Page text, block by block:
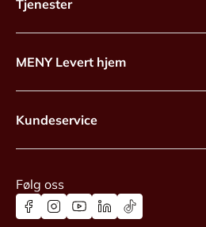
Tjenester
MENY Levert hjem
Kundeservice
Følg oss